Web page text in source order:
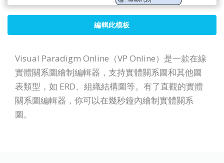
編輯此模板
Visual Paradigm Online（VP Online）是一款在線
實體關系圖繪制編輯器，支持實體關系圖和其他圖
表類型，如 ERD、組織結構圖等。有了直觀的實體
關系圖編輯器，你可以在幾秒鐘內繪制實體關系
圖。